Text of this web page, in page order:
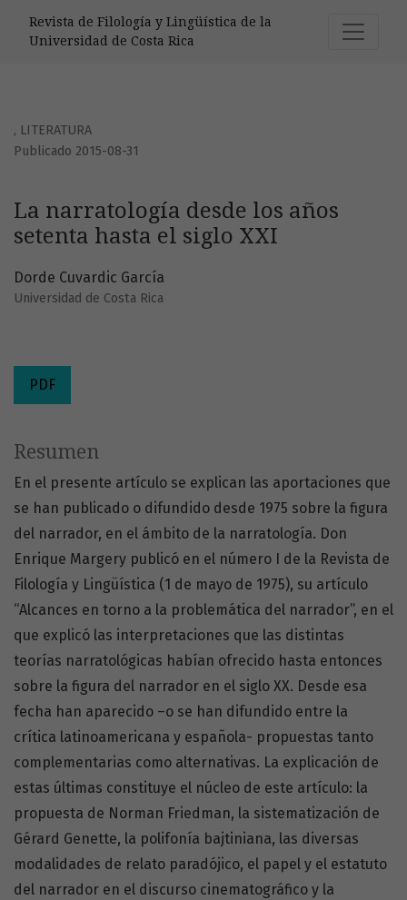
Revista de Filología y Lingüística de la
Universidad de Costa Rica
, LITERATURA
La narratología desde los años
setenta hasta el siglo XXI
Publicado 2015-08-31
Dorde Cuvardic García
Universidad de Costa Rica
PDF
Resumen
En el presente artículo se explican las aportaciones que
se han publicado o difundido desde 1975 sobre la figura
del narrador, en el ámbito de la narratología. Don
Enrique Margery publicó en el número I de la Revista de
Filología y Lingüística (1 de mayo de 1975), su artículo
“Alcances en torno a la problemática del narrador”, en el
que explicó las interpretaciones que las distintas
teorías narratológicas habían ofrecido hasta entonces
sobre la figura del narrador en el siglo XX. Desde esa
fecha han aparecido –o se han difundido entre la
crítica latinoamericana y española- propuestas tanto
complementarias como alternativas. La explicación de
estas últimas constituye el núcleo de este artículo: la
propuesta de Norman Friedman, la sistematización de
Gérard Genette, la polifonía bajtiniana, las diversas
modalidades de relato paradójico, el papel y el estatuto
del narrador en el discurso cinematográfico y la